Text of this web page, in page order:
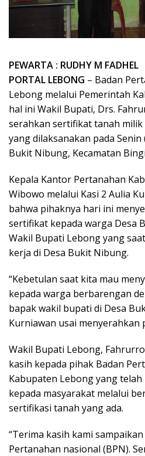
PEWARTA : RUDHY M FADHEL
PORTAL LEBONG – Badan
Lebong melalui Pemerintah
hal ini Wakil Bupati, Drs.
serahkan sertifikat tanah milik
yang dilaksanakan pada Senin
Bukit Nibung, Kecamatan
Kepala Kantor Pertanahan
Wibowo melalui Kasi 2 Aulia
bahwa pihaknya hari ini
sertifikat kepada warga Desa
Wakil Bupati Lebong yang
kerja di Desa Bukit Nibung.
“Kebetulan saat kita mau
kepada warga berbarengan
bapak wakil bupati di Desa
Kurniawan usai
Wakil Bupati Lebong,
kasih kepada pihak Badan
Kabupaten Lebong yang
kepada masyarakat melalui
sertifikasi tanah yang ada.
“Terima kasih kami
Pertanahan nasional (BPN).